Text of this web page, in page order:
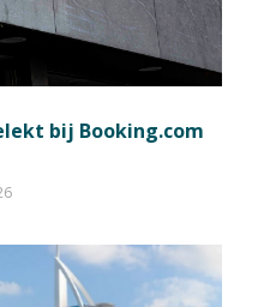
bij Booking.com